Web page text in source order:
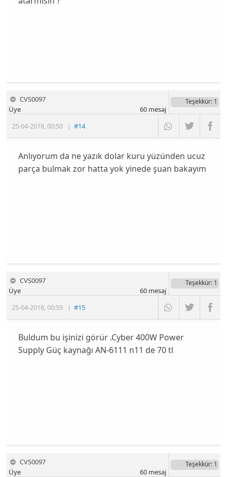
CVS0097
25-04-2018,00:50 |#14
Üye
Teşekkür: 1
60mesaj
Anlıyorum da ne yazık dolar kuru yüzünden ucuz
parça bulmak zor hatta yok yinede şuan bakayım
CVS0097
25-04-2018,00:59 |#15
Üye
Teşekkür: 1
60mesaj
Buldum bu işinizi görür .Cyber 400W Power
Supply Güç kaynağı AN-6111 n11 de 70 tl
CVS0097
Üye
Teşekkür: 1
60mesaj